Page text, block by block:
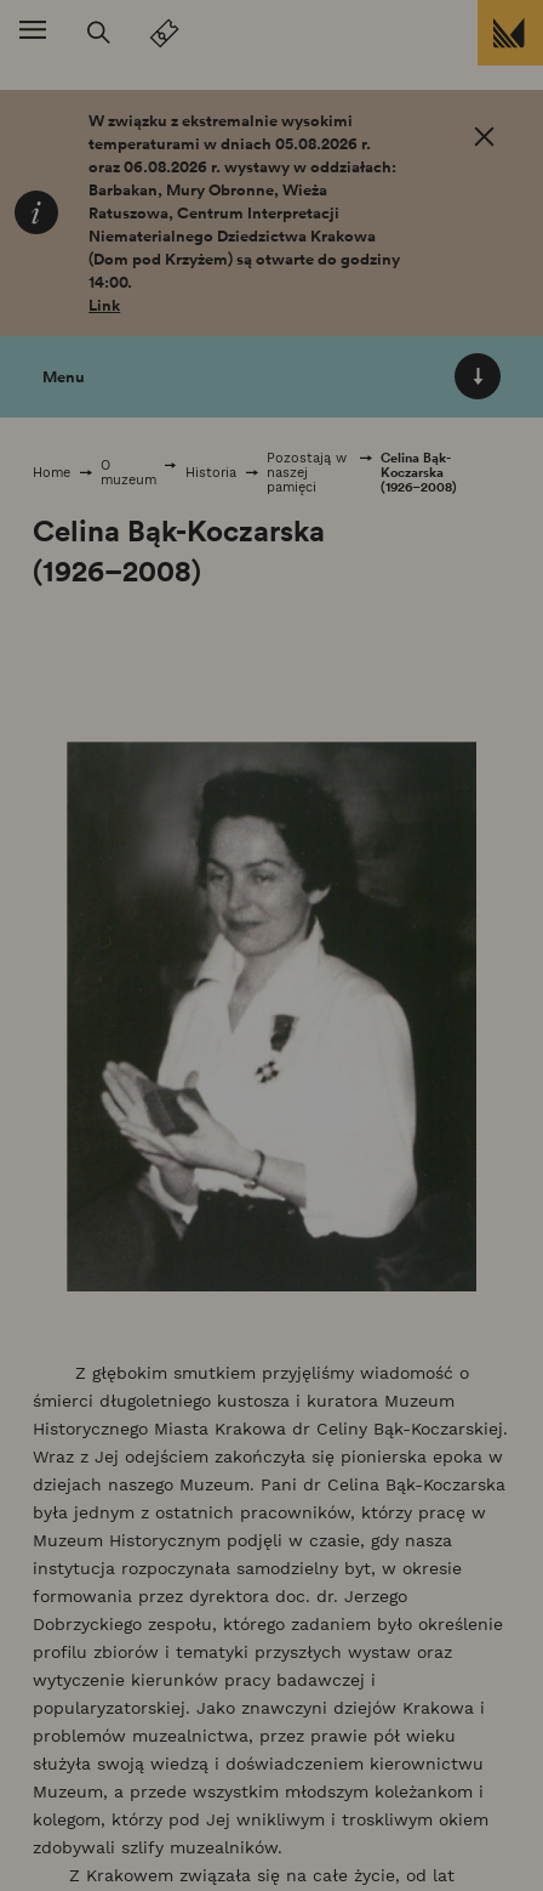
Przejdź do treści
W związku z ekstremalnie wysokimi
temperaturami w dniach 05.08.2026 r.
oraz 06.08.2026 r. wystawy w oddziałach:
Barbakan, Mury Obronne, Wieża
Ratuszowa, Centrum Interpretacji
Niematerialnego Dziedzictwa Krakowa
(Dom pod Krzyżem) są otwarte do godziny
14:00.
Link
Menu
Home
O
muzeum
Historia
Pozostają w
naszej
pamięci
Celina Bąk-
Koczarska
(1926–2008)
Celina Bąk-Koczarska
(1926–2008)
Z głębokim smutkiem przyjęliśmy wiadomość o
śmierci długoletniego kustosza i kuratora Muzeum
Historycznego Miasta Krakowa dr Celiny Bąk-Koczarskiej.
Wraz z Jej odejściem zakończyła się pionierska epoka w
dziejach naszego Muzeum. Pani dr Celina Bąk-Koczarska
była jednym z ostatnich pracowników, którzy pracę w
Muzeum Historycznym podjęli w czasie, gdy nasza
instytucja rozpoczynała samodzielny byt, w okresie
formowania przez dyrektora doc. dr. Jerzego
Dobrzyckiego zespołu, którego zadaniem było określenie
profilu zbiorów i tematyki przyszłych wystaw oraz
wytyczenie kierunków pracy badawczej i
popularyzatorskiej. Jako znawczyni dziejów Krakowa i
problemów muzealnictwa, przez prawie pół wieku
służyła swoją wiedzą i doświadczeniem kierownictwu
Muzeum, a przede wszystkim młodszym koleżankom i
kolegom, którzy pod Jej wnikliwym i troskliwym okiem
zdobywali szlify muzealników.
Z Krakowem związała się na całe życie, od lat